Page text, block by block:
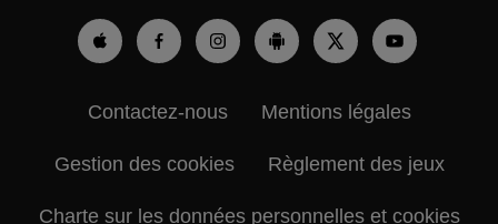
Contactez-nous Mentions légales
Gestion des cookies Règlement des jeux
Charte sur les données personnelles et cookies